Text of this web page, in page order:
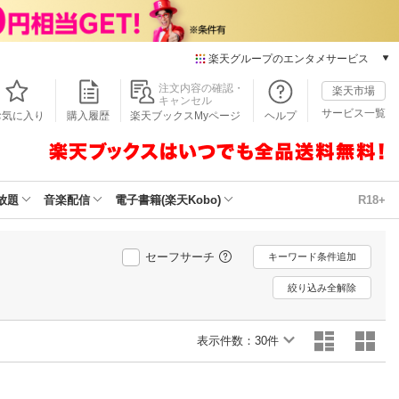
楽天グループのエンタメサービス
本/ゲーム/CD/DVD
楽天ブックス
楽天Kobo
動画配信
楽天TV
動画配信ガイド
無料テレビ
に入り 購入履歴
注文内容の確認・
キャンセル
楽天ブックスMyページ
ヘルプ
楽天市場
サービス一覧
題 音楽配信 電子書籍(楽天Kobo) R18+
セーフサーチ キーワード条件追加
絞り込み全解除
表示件数： 30件